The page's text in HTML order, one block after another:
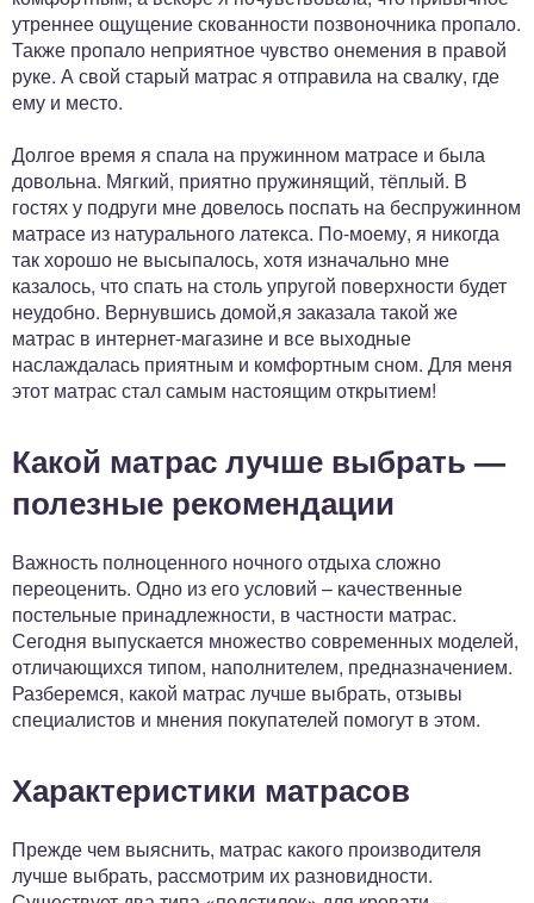
утреннее ощущение скованности позвоночника пропало.
Также пропало неприятное чувство онемения в правой
руке. А свой старый матрас я отправила на свалку, где
ему и место.
Долгое время я спала на пружинном матрасе и была
довольна. Мягкий, приятно пружинящий, тёплый. В
гостях у подруги мне довелось поспать на беспружинном
матрасе из натурального латекса. По-моему, я никогда
так хорошо не высыпалось, хотя изначально мне
казалось, что спать на столь упругой поверхности будет
неудобно. Вернувшись домой,я заказала такой же
матрас в интернет-магазине и все выходные
наслаждалась приятным и комфортным сном. Для меня
этот матрас стал самым настоящим открытием!
Какой матрас лучше выбрать —
полезные рекомендации
Важность полноценного ночного отдыха сложно
переоценить. Одно из его условий – качественные
постельные принадлежности, в частности матрас.
Сегодня выпускается множество современных моделей,
отличающихся типом, наполнителем, предназначением.
Разберемся, какой матрас лучше выбрать, отзывы
специалистов и мнения покупателей помогут в этом.
Характеристики матрасов
Прежде чем выяснить, матрас какого производителя
лучше выбрать, рассмотрим их разновидности.